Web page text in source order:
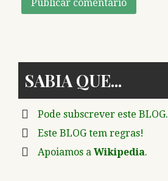
SABIA QUE
Pode subscrever este BLOG.
Este BLOG tem regras!
Apoiamos a Wikipedia.